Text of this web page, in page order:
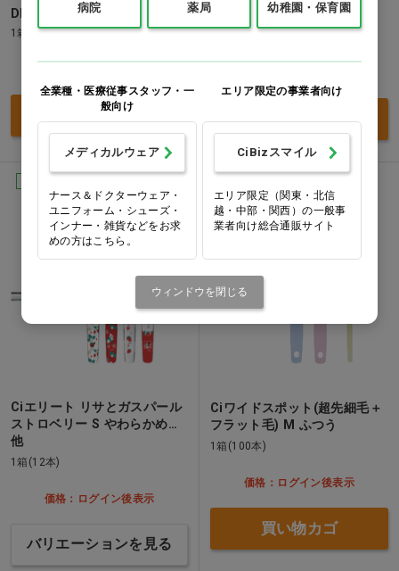
DENT.EX systema genki j
1箱(12本)
買い物カゴ
柄付きくるリーナブラシ
買い物カゴ
Ciエリート リサとガスパール
ストロベリー S やわらかめ…
他
1箱(12本)
価格：ログイン後表示
バリエーションを見る
Ciワイドスポット(超先細毛＋
フラット毛) M ふつう
1箱(100本)
価格：ログイン後表示
買い物カゴ
病院 薬局 幼稚園・保育園
全業種・医療従事スタッフ・一
般向け
メディカルウェア
ナース＆ドクターウェア・
ユニフォーム・シューズ・
インナー・雑貨などをお求
めの方はこちら。
エリア限定の事業者向け
CiBizスマイル
エリア限定（関東・北信
越・中部・関西）の一般事
業者向け総合通販サイト
ウィンドウを閉じる